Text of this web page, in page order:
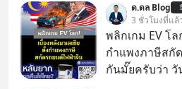
ด.ดล Blog
3 ชั่วโมงที่แล้
พลิกเกม EV โล
กำแพงภาษีสกั
กันมั๊ยครับว่า